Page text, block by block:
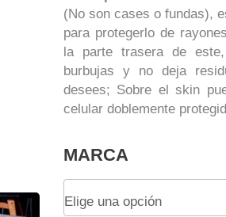
(No son cases o fundas),
para protegerlo de
la parte trasera de
burbujas y no deja
desees; Sobre el skin
celular doblemente
MARCA
Skin
Explosión